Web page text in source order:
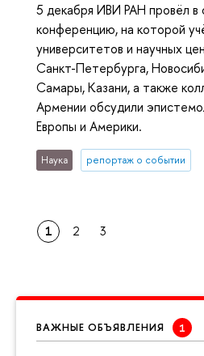
ВАЖНЫЕ ОБЪЯВЛЕНИЯ
5 декабря ИВИ РАН провёл
конференцию, на которой
университетов и научных
Санкт-Петербурга,
Самары, Казани, а также
Армении обсудили
Европы и Америки.
Наука репортаж о событии
1 2 3